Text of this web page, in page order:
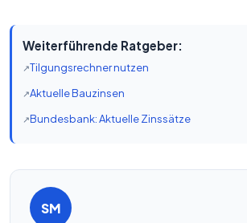
Weiterführende Ratgeber:
Tilgungsrechner nutzen
Aktuelle Bauzinsen
Bundesbank: Aktuelle Zinssätze
SM